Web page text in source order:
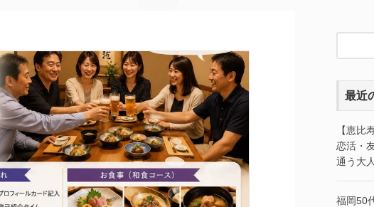
最近
【恵比
恋活・
通う大
福岡50